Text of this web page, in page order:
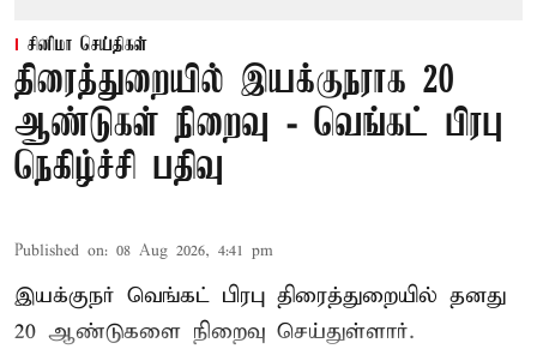
சினிமா செய்திகள்
திரைத்துறையில் இயக்குநராக 20
ஆண்டுகள் நிறைவு - வெங்கட் பிரபு
நெகிழ்ச்சி பதிவு
Published on: 08 Aug 2026, 4:41 pm
இயக்குநர் வெங்கட் பிரபு திரைத்துறையில் தனது
20 ஆண்டுகளை நிறைவு செய்துள்ளார்.